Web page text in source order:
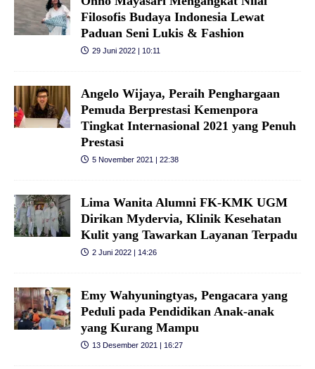
Filosofis Budaya Indonesia Lewat
Paduan Seni Lukis & Fashion
29 Juni 2022 | 10:11
Angelo Wijaya, Peraih Penghargaan
Pemuda Berprestasi Kemenpora
Tingkat Internasional 2021 yang Penuh
Prestasi
5 November 2021 | 22:38
Lima Wanita Alumni FK-KMK UGM
Dirikan Mydervia, Klinik Kesehatan
Kulit yang Tawarkan Layanan Terpadu
2 Juni 2022 | 14:26
Emy Wahyuningtyas, Pengacara yang
Peduli pada Pendidikan Anak-anak
yang Kurang Mampu
13 Desember 2021 | 16:27